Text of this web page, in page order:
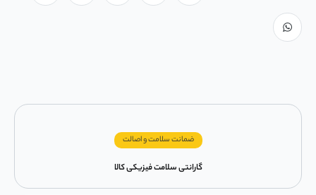
ضمانت سلامت و اصالت
گارانتی سلامت فیزیکی کالا